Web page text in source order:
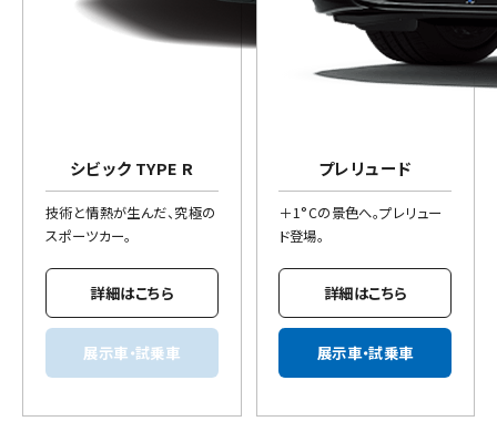
シビック TYPE R
技術と情熱が生んだ、究極の
スポーツカー。
詳細はこちら
展示車・試乗車
プレリュード
＋1°Cの景色へ。プレリュー
ド登場。
詳細はこちら
展示車・試乗車